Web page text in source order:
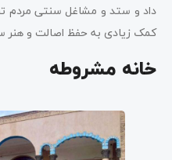
داد و ستد و مشاغل سنتی مردم
کمک زیادی به حفظ اصالت و هنر
خانه مشروطه